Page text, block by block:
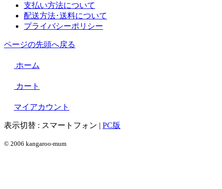
支払い方法について
配送方法･送料について
プライバシーポリシー
ページの先頭へ戻る
ホーム
カート
マイアカウント
表示切替 : スマートフォン | PC版
© 2006 kangaroo-mum